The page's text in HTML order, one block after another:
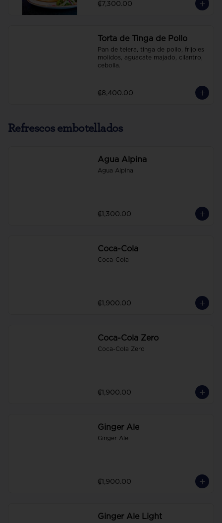
₡7,300.00
Torta de Tinga de Pollo
Pan de telera, tinga de pollo, frijoles
molidos, aguacate majado, cilantro,
cebolla.
₡8,400.00
Refrescos embotellados
Agua Alpina
Agua Alpina
₡1,300.00
Coca-Cola
Coca-Cola
₡1,900.00
Coca-Cola Zero
Coca-Cola Zero
₡1,900.00
Ginger Ale
Ginger Ale
₡1,900.00
Ginger Ale Light